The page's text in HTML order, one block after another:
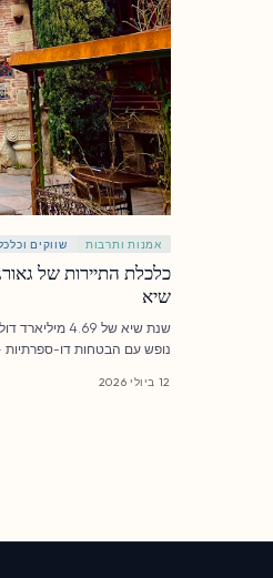
אמנות ותרבות שווקים
כלכלת התיירות של
שיא
שנת שיא של
נופש עם הבטחות דו-ספרתיות
12 ביולי 2026